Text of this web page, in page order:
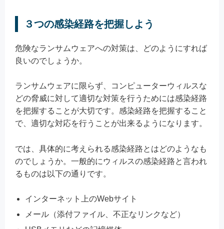
３つの感染経路を把握しよう
危険なランサムウェアへの対策は、どのようにすれば
良いのでしょうか。
ランサムウェアに限らず、コンピューターウィルスな
どの脅威に対して適切な対策を行うためには感染経路
を把握することが大切です。感染経路を把握すること
で、適切な対応を行うことが出来るようになります。
では、具体的に考えられる感染経路とはどのようなも
のでしょうか。一般的にウィルスの感染経路と言われ
るものは以下の通りです。
インターネット上のWebサイト
メール（添付ファイル、不正なリンクなど）